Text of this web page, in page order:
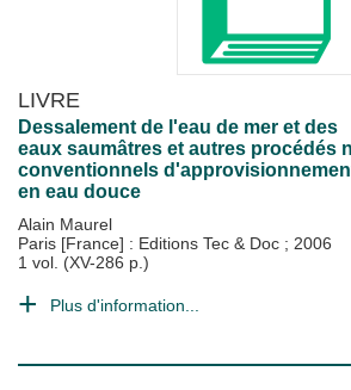
LIVRE
Dessalement de l'eau de mer et des
eaux saumâtres et autres procédés
conventionnels
en eau douce
Alain Maurel
Paris [France] : Editions Tec & Doc ; 2006
1 vol. (XV-286 p.)
Plus d'information...